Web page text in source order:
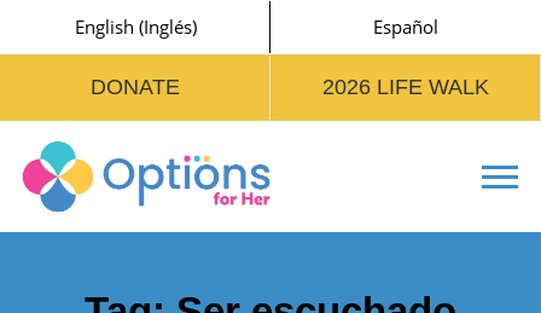
English (Inglés) Español
DONATE 2026 LIFE WALK